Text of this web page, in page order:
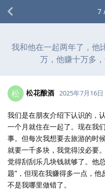
我和他在一起两年了，他
万，他赚十万多
7
松 松花酿酒 2025年7月16日
我们是在朋友介绍下认识的，
一个月就住在一起了。现在我
事。但每次我想要去旅游的时
就要一千多块，我觉得没必要
觉得刮刮乐几块钱就够了。他
题”，但现在我赚得多一点，
不是我哪里做错了。